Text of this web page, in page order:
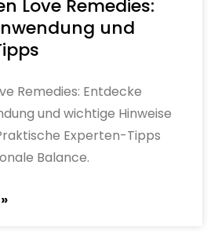
Love Remedies:
und
Remedies: Entdecke
und wichtige Hinweise
Experten-Tipps
Balance.